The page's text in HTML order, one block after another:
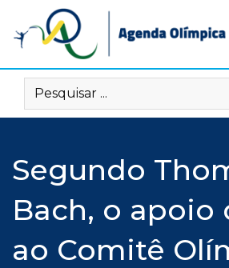
content
Segundo
Bach, o apoio
ao Comitê